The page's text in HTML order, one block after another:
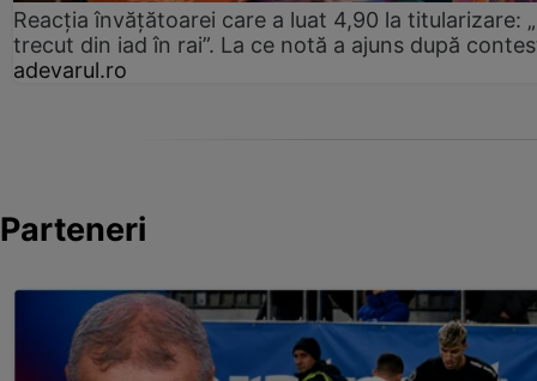
Reacția învățătoarei care a luat 4,90 la titularizare:
trecut din iad în rai”. La ce notă a ajuns după
adevarul.ro
Parteneri